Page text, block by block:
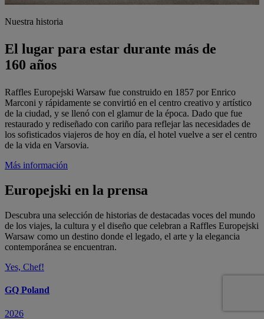
Nuestra historia
El lugar para estar durante más de
160 años
Raffles Europejski Warsaw fue construido en 1857 por Enrico
Marconi y rápidamente se convirtió en el centro creativo y artístico
de la ciudad, y se llenó con el glamur de la época. Dado que fue
restaurado y rediseñado con cariño para reflejar las necesidades de
los sofisticados viajeros de hoy en día, el hotel vuelve a ser el centro
de la vida en Varsovia.
Más información
Europejski en la prensa
Descubra una selección de historias de destacadas voces del mundo
de los viajes, la cultura y el diseño que celebran a Raffles Europejski
Warsaw como un destino donde el legado, el arte y la elegancia
contemporánea se encuentran.
Yes, Chef!
GQ Poland
2026